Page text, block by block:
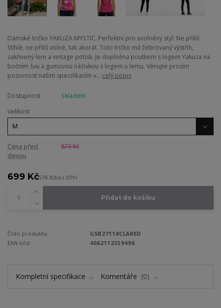
Dámské tričko YAKUZA MYSTIC. Perfektní pro uvolněný styl: Ne příliš
štíhlé, ne příliš volné, tak akorát. Toto tričko má žebrovaný výstřih,
zakřivený lem a vintage potisk. Je doplněna poutkem s logem Yakuza na
bočním švu a gumovou nášivkou s logem u lemu. Věnujte prosím
pozornost našim specifikacím v... celý popis
Dostupnost
Skladem
Velikost
Cena před
slevou
873 Kč
699 Kč578 Kčbez DPH
Přidat do košíku
Číslo produktu:
GSB27118CLARED
EAN kód:
4062112359496
Kompletní specifikace Komentáře 0